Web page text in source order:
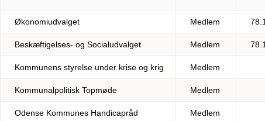
Økonomiudvalget Medlem
Beskæftigelses- og Socialudvalget Medlem
Kommunens styrelse under krise og krig Medlem
Kommunalpolitisk Topmøde Medlem
Odense Kommunes Handicapråd Medlem